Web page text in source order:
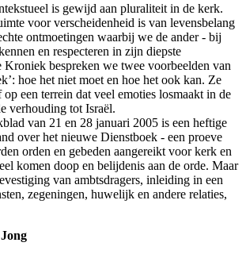
is gewijd aan pluraliteit in de kerk.
voor verscheidenheid is van levensbelang
ontmoetingen waarbij we de ander - bij
en respecteren in zijn diepste
Kroniek bespreken we twee voorbeelden van
hoe het niet moet en hoe het ook kan. Ze
een terrein dat veel emoties losmaakt in de
verhouding tot Israël.
van 21 en 28 januari 2005 is een heftige
over het nieuwe Dienstboek - een proeve
orden en gebeden aangereikt voor kerk en
komen doop en belijdenis aan de orde. Maar
van ambtsdragers, inleiding in een
zegeningen, huwelijk en andere relaties,